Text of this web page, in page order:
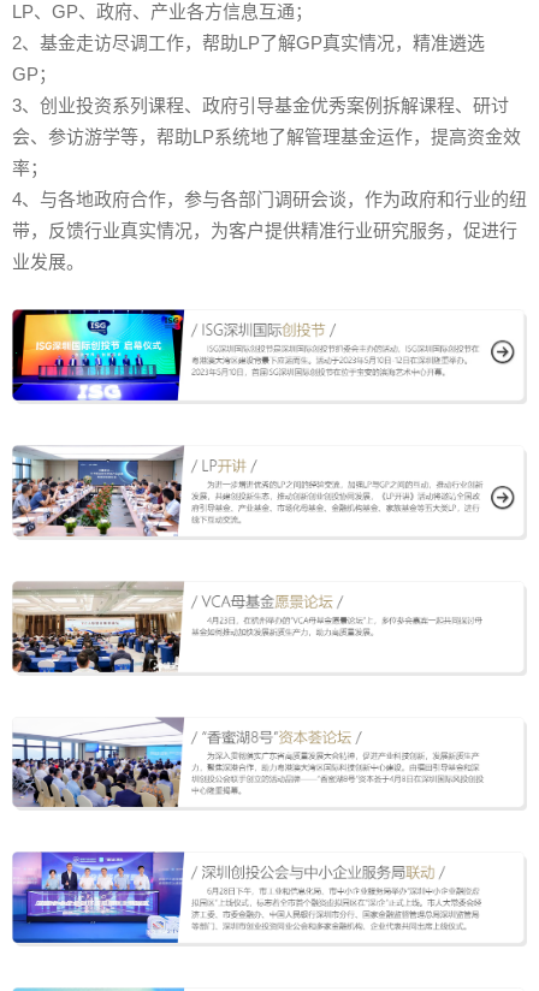
LP、GP、政府、产业各方信息互通；
2、基金走访尽调工作，帮助LP了解GP真实情况，精准遴选
GP；
3、创业投资系列课程、政府引导基金优秀案例拆解课程、研讨
会、参访游学等，帮助LP系统地了解管理基金运作，提高资金效
率；
4、与各地政府合作，参与各部门调研会谈，作为政府和行业的纽
带，反馈行业真实情况，为客户提供精准行业研究服务，促进行
业发展。